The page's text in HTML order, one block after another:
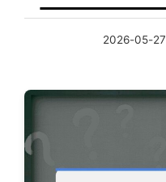
2026-05-27